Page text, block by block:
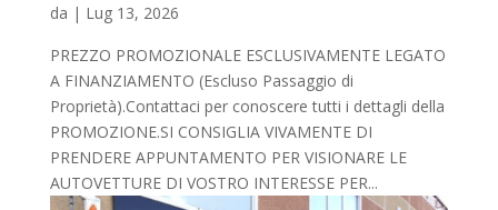
da | Lug 13, 2026
PREZZO PROMOZIONALE ESCLUSIVAMENTE LEGATO
A FINANZIAMENTO (Escluso Passaggio di
Proprietà).Contattaci per conoscere tutti i dettagli della
PROMOZIONE.SI CONSIGLIA VIVAMENTE DI
PRENDERE APPUNTAMENTO PER VISIONARE LE
AUTOVETTURE DI VOSTRO INTERESSE PER...